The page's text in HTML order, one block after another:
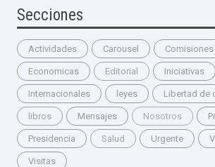
Secciones
Actividades Carousel Comisiones
Economicas Editorial Iniciativas
Internacionales leyes Libertad de
libros Mensajes Nosotros
Presidencia Salud Urgente
Visitas